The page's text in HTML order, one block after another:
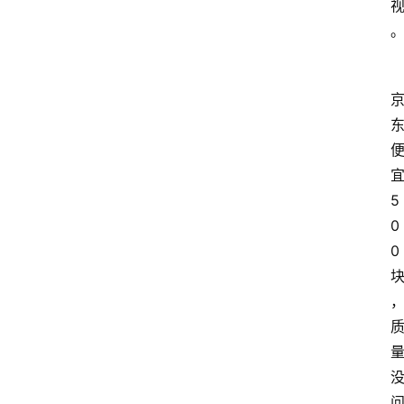
视
。
京
东
便
宜
5
0
0
块
，
质
量
没